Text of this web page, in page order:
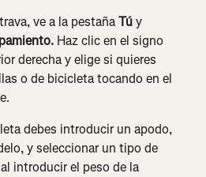
ve a la pestaña Tú y
Haz clic en el signo
derecha y elige si quieres
o de bicicleta tocando en el
debes introducir un apodo,
y seleccionar un tipo de
introducir el peso de la